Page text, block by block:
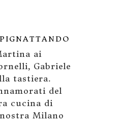
ai
Gabriele
tastiera.
del
cucina di
Milano